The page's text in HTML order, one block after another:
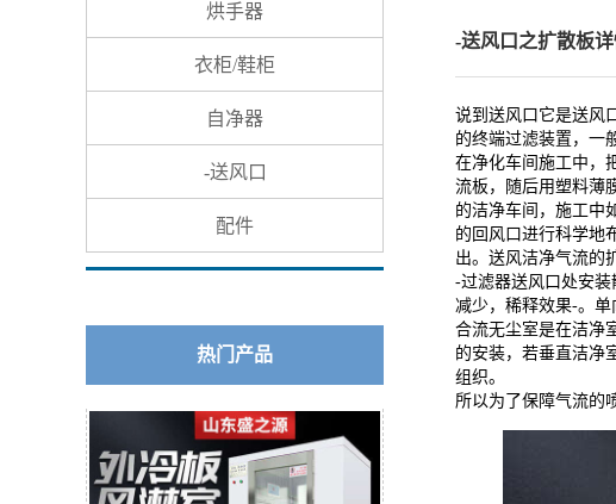
烘手器
衣柜/鞋柜
自净器
-送风口
配件
热门产品
-送风口之扩散板
说到送风口它是送风
的终端过滤装置，一
在净化车间施工中，
流板，随后用塑料薄
的洁净车间，施工中
的回风口进行科学地
出。送风洁净气流的
-过滤器送风口处安
减少，稀释效果-。
合流无尘室是在洁净
的安装，若垂直洁净
组织。
所以为了保障气流的